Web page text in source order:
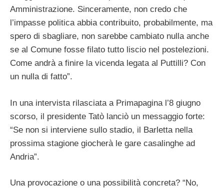
Amministrazione. Sinceramente, non credo che
l’impasse politica abbia contribuito, probabilmente, ma
spero di sbagliare, non sarebbe cambiato nulla anche
se al Comune fosse filato tutto liscio nel postelezioni.
Come andrà a finire la vicenda legata al Puttilli? Con
un nulla di fatto”.
In una intervista rilasciata a Primapagina l’8 giugno
scorso, il presidente Tatò lanciò un messaggio forte:
“Se non si interviene sullo stadio, il Barletta nella
prossima stagione giocherà le gare casalinghe ad
Andria”.
Una provocazione o una possibilità concreta? “No,